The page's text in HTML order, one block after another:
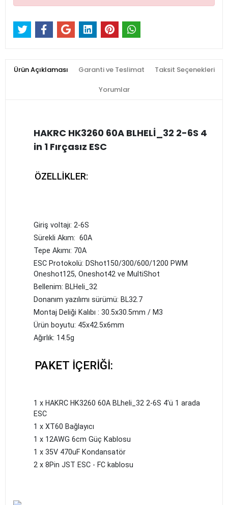
Ürün Açıklaması Garanti ve Teslimat Taksit Seçenekleri
Yorumlar
HAKRC HK3260 60A BLHELİ_32 2-6S 4
in 1 Fırçasız ESC
ÖZELLİKLER:
Giriş voltajı: 2-6S
Sürekli Akım: 60A
Tepe Akımı: 70A
ESC Protokolü: DShot150/300/600/1200 PWM
Oneshot125, Oneshot42 ve MultiShot
Bellenim: BLHeli_32
Donanım yazılımı sürümü: BL32.7
Montaj Deliği Kalıbı : 30.5x30.5mm / M3
Ürün boyutu: 45x42.5x6mm
Ağırlık: 14.5g
PAKET İÇERİĞİ:
1 x HAKRC HK3260 60A BLheli_32 2-6S 4'ü 1 arada
ESC
1 x XT60 Bağlayıcı
1 x 12AWG 6cm Güç Kablosu
1 x 35V 470uF Kondansatör
2 x 8Pin JST ESC - FC kablosu